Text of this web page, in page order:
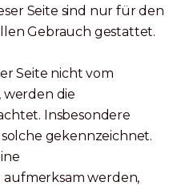
Seite sind nur für den
Gebrauch gestattet.
Seite nicht vom
die
Insbesondere
gekennzeichnet.
werden,